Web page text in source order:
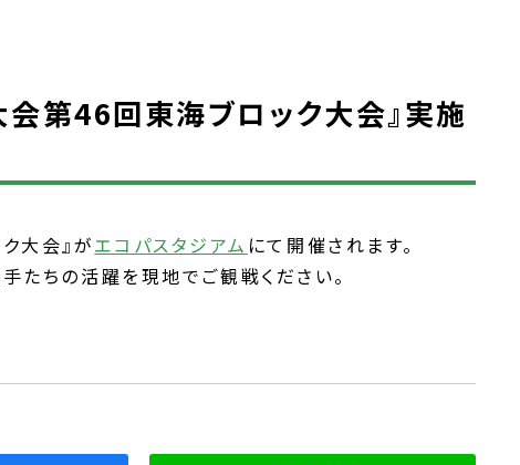
第46回東海ブロック大会』実施
大会』がエコパスタジアム にて開催されます。
たちの活躍を現地でご観戦ください。